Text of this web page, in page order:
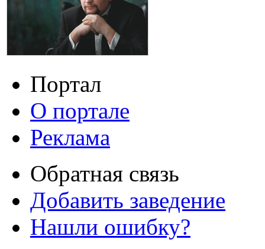
Портал
О портале
Реклама
Обратная связь
Добавить заведение
Нашли ошибку?